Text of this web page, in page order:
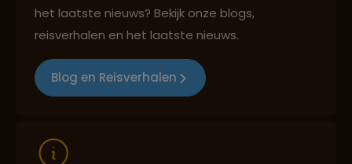
Best beoordeelde reisroutes
het laatste nieuws? Bekijk onze blogs,
reisverhalen en het laatste nieuws.
Blog en Reisverhalen